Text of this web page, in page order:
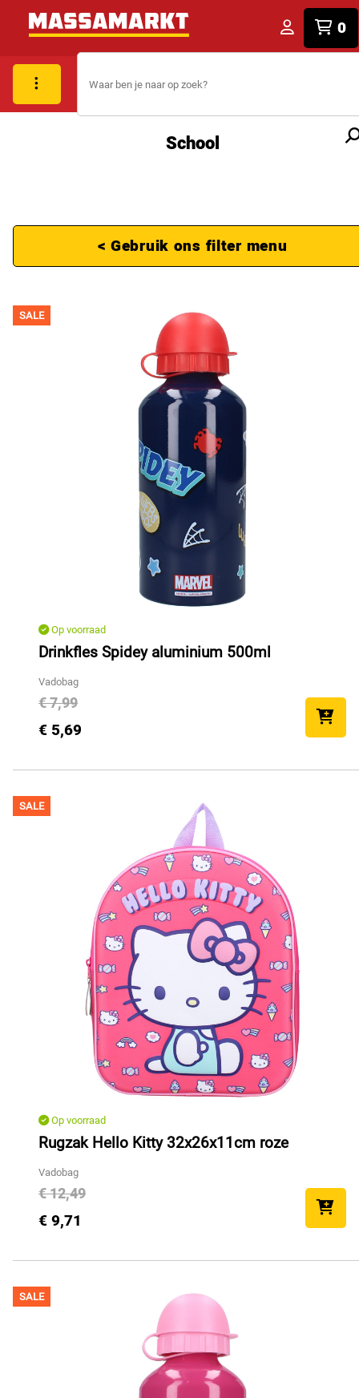
0
School
< Gebruik ons filter menu
SALE
Op voorraad
Drinkfles Spidey aluminium 500ml
Vadobag
€ 7,99
€ 5,69
SALE
Op voorraad
Rugzak Hello Kitty 32x26x11cm roze
Vadobag
€ 12,49
€ 9,71
SALE